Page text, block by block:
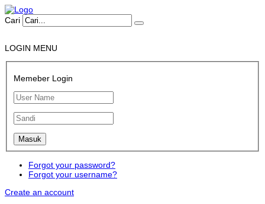
Cari
LOGIN MENU
Memeber Login
Forgot your password?
Forgot your username?
Create an account